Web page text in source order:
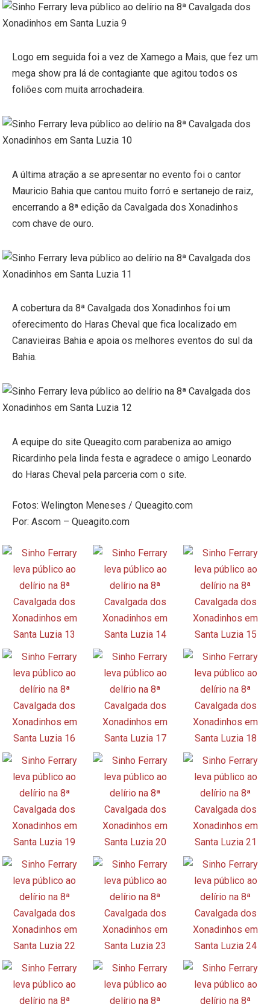
Logo em seguida foi a vez de Xamego a Mais, que fez um
mega show pra lá de contagiante que agitou todos os
foliões com muita arrochadeira.
A última atração a se apresentar no evento foi o cantor
Mauricio Bahia que cantou muito forró e sertanejo de raiz,
encerrando a 8ª edição da Cavalgada dos Xonadinhos
com chave de ouro.
A cobertura da 8ª Cavalgada dos Xonadinhos foi um
oferecimento do Haras Cheval que fica localizado em
Canavieiras Bahia e apoia os melhores eventos do sul da
Bahia.
A equipe do site Queagito.com parabeniza ao amigo
Ricardinho pela linda festa e agradece o amigo Leonardo
do Haras Cheval pela parceria com o site.
Fotos: Welington Meneses / Queagito.com
Por: Ascom – Queagito.com